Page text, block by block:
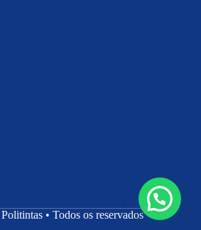
• Todos os reservados